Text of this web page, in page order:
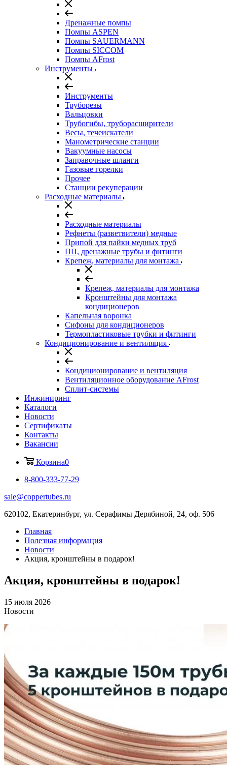
Дренажные помпы
Помпы ASPEN
Помпы SAUERMANN
Помпы SICCOM
Помпы AFrost
Инструменты
Инструменты
Труборезы
Вальцовки
Трубогибы, труборасширители
Весы, течеискатели
Манометрические станции
Вакуумные насосы
Заправочные шланги
Газовые горелки
Прочее
Станции рекуперации
Расходные материалы
Расходные материалы
Рефнеты (разветвители) медные
Припой для пайки медных труб
ПП, дренажные трубы и фитинги
Крепеж, материалы для монтажа
Крепеж, материалы для монтажа
Кронштейны для монтажа
кондиционеров
Капельная воронка
Сифоны для кондиционеров
Термопластиковые трубки и фитинги
Кондиционирование и вентиляция
Кондиционирование и вентиляция
Вентиляционное оборудование AFrost
Сплит-системы
Инжиниринг
Каталоги
Новости
Сертификаты
Контакты
Вакансии
Корзина0
8-800-333-77-29
sale@coppertubes.ru
620102, Екатеринбург, ул. Серафимы Дерябиной, 24, оф. 506
Главная
Полезная информация
Новости
Акция, кронштейны в подарок!
Акция, кронштейны в подарок!
15 июля 2026
Новости